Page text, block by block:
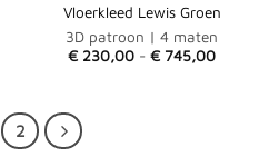
Vloerkleed Lewis Groen
3D patroon | 4 maten
€ 230,00 - € 745,00
2